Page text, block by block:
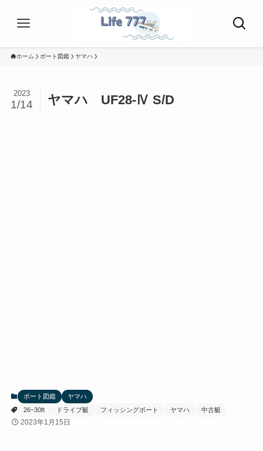
ホーム ボート図鑑 ヤマハ
ヤマハ UF28-Ⅳ S/D
2023
1/14
ボート図鑑
ヤマハ
26~30ft
ドライブ艇 フィッシングボート ヤマハ 中古艇
2023年1月15日